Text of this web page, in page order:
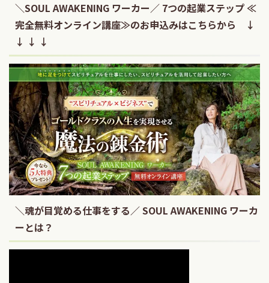
＼SOUL AWAKENING ワーカー／ 7つの起業ステップ ≪
完全無料オンライン講座≫のお申込みはこちらから ↓
↓ ↓ ↓
＼魂が目覚める仕事をする／ SOUL AWAKENING ワーカ
ーとは？